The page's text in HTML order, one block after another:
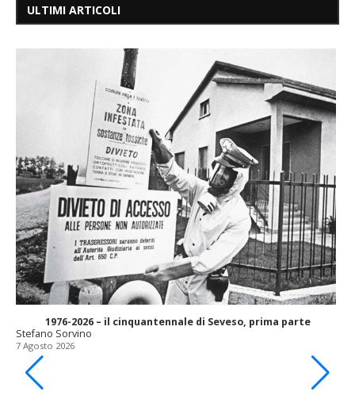
ULTIMI ARTICOLI
1976-2026 – il cinquantennale di Seveso, prima parte
Stefano Sorvino
7 Agosto 2026